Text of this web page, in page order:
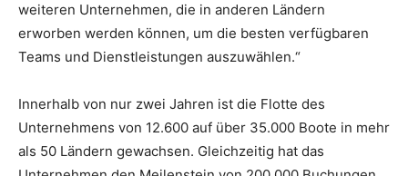
weiteren Unternehmen, die in anderen Ländern
erworben werden können, um die besten verfügbaren
Teams und Dienstleistungen auszuwählen.“
Innerhalb von nur zwei Jahren ist die Flotte des
Unternehmens von 12.600 auf über 35.000 Boote in mehr
als 50 Ländern gewachsen. Gleichzeitig hat das